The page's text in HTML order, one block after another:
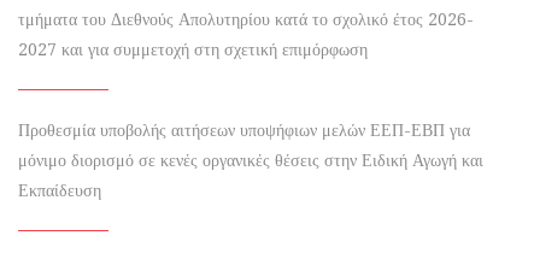
τμήματα του Διεθνούς Απολυτηρίου κατά το σχολικό έτος 2026-
2027 και για συμμετοχή στη σχετική επιμόρφωση
Προθεσμία υποβολής αιτήσεων υποψήφιων μελών ΕΕΠ-ΕΒΠ για
μόνιμο διορισμό σε κενές οργανικές θέσεις στην Ειδική Αγωγή και
Εκπαίδευση